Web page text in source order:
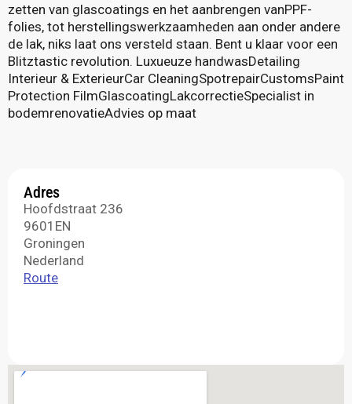
zetten van glascoatings en het aanbrengen vanPPF-
folies, tot herstellingswerkzaamheden aan onder andere
de lak, niks laat ons versteld staan. Bent u klaar voor een
Blitztastic revolution. Luxueuze handwasDetailing
Interieur & ExterieurCar CleaningSpotrepairCustomsPaint
Protection FilmGlascoatingLakcorrectieSpecialist in
bodemrenovatieAdvies op maat
Adres
Hoofdstraat 236
9601EN
Groningen
Nederland
Route